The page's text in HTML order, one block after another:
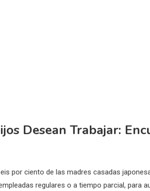
Desean Trabajar:
por ciento de las madres casadas
regulares o a tiempo parcial, para